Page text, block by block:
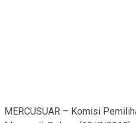
MERCUSUAR – Komisi